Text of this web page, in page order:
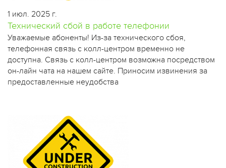
1 июл. 2025 г.
Технический сбой в работе телефонии
​Уважаемые абоненты! Из-за технического сбоя,
телефонная связь с колл-центром временно не
доступна. Связь с колл-центром возможна посредством
он-лайн чата на нашем сайте. Приносим извинения за
предоставленные неудобства